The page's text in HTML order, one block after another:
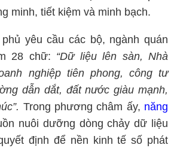
minh, tiết kiệm và minh bạch.
yêu cầu các bộ, ngành quán
28 chữ: “Dữ liệu lên sàn, Nhà
nghiệp tiên phong, công tư
dẫn dắt, đất nước giàu mạnh,
Trong phương châm ấy, năng
nuôi dưỡng dòng chảy dữ liệu
định để nền kinh tế số phát